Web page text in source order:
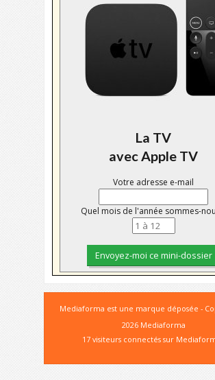
La TV
avec Apple TV
Votre adresse e-mail
Quel mois de l'année sommes-
Mediaforma est une marque déposée -
2026 Mediaforma
17 visiteurs connectés sur